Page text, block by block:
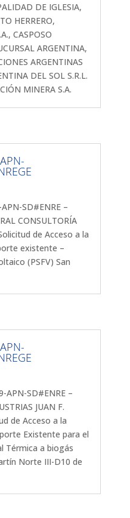
DE IGLESIA,
HERRERO,
CASPOSO
ARGENTINA,
ARGENTINAS
DEL SOL S.R.L.
MINERA S.A.
SD#ENRE –
CONSULTORÍA
de Acceso a la
existente –
(PSFV) San
APN-SD#ENRE –
JUAN F.
de Acceso a la
Existente para el
Térmica a biogás
Norte III-D10 de